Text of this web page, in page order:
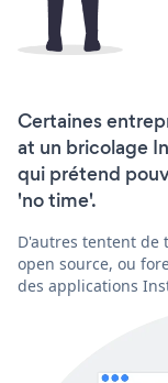
Certaines
at un bricolage
qui prétend
'no time'.
D'autres tentent de
open source, ou
des applications